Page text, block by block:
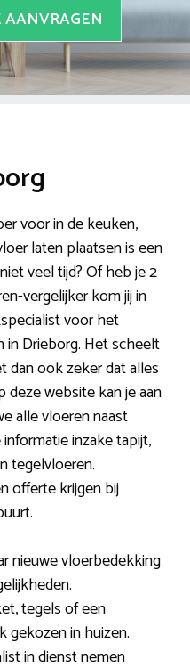
AANVRAGEN
voor in de keuken,
laten plaatsen is een
veel tijd? Of heb je 2
vergelijker kom jij in
voor het
in Drieborg. Het scheelt
dan ook zeker dat alles
deze website kan je aan
alle vloeren naast
inzake tapijt,
tegelvloeren.
offerte krijgen bij
nieuwe vloerbedekking
tegels of een
gekozen in huizen.
in dienst nemen